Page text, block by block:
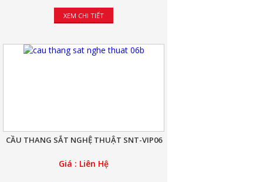
XEM CHI TIẾT
CẦU THANG SẮT NGHỆ THUẬT SNT-VIP06
Giá : Liên Hệ